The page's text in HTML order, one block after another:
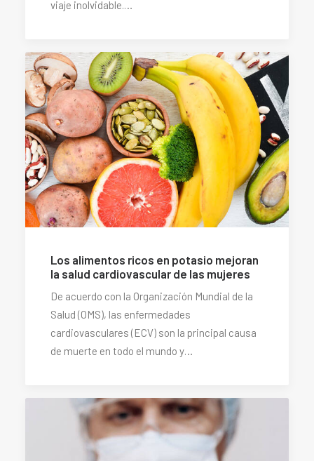
viaje inolvidable.…
Los alimentos ricos en potasio mejoran
la salud cardiovascular de las mujeres
De acuerdo con la Organización Mundial de la
Salud (OMS), las enfermedades
cardiovasculares (ECV) son la principal causa
de muerte en todo el mundo y…